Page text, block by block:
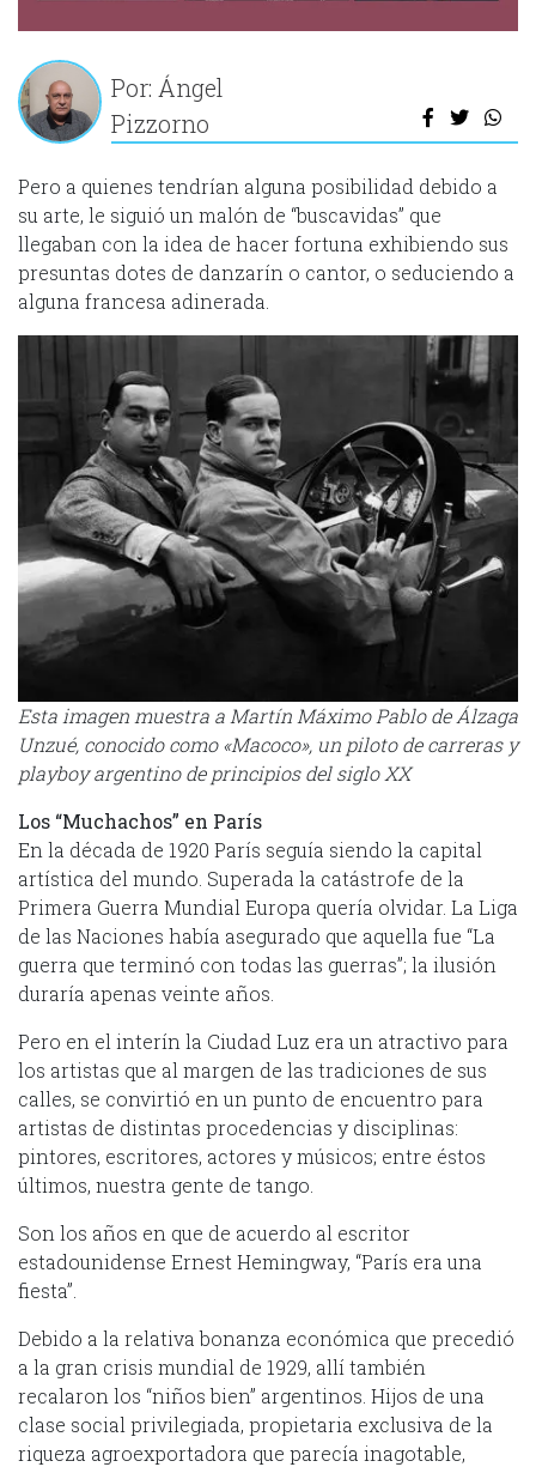
Por: Ángel
Pizzorno
Pero a quienes tendrían alguna posibilidad debido a
su arte, le siguió un malón de “buscavidas” que
llegaban con la idea de hacer fortuna exhibiendo sus
presuntas dotes de danzarín o cantor, o seduciendo a
alguna francesa adinerada.
Esta imagen muestra a Martín Máximo Pablo de Álzaga
Unzué, conocido como «Macoco», un piloto de carreras y
playboy argentino de principios del siglo XX
Los “Muchachos” en París
En la década de 1920 París seguía siendo la capital
artística del mundo. Superada la catástrofe de la
Primera Guerra Mundial Europa quería olvidar. La Liga
de las Naciones había asegurado que aquella fue “La
guerra que terminó con todas las guerras”; la ilusión
duraría apenas veinte años.
Pero en el interín la Ciudad Luz era un atractivo para
los artistas que al margen de las tradiciones de sus
calles, se convirtió en un punto de encuentro para
artistas de distintas procedencias y disciplinas:
pintores, escritores, actores y músicos; entre éstos
últimos, nuestra gente de tango.
Son los años en que de acuerdo al escritor
estadounidense Ernest Hemingway, “París era una
fiesta”.
Debido a la relativa bonanza económica que precedió
a la gran crisis mundial de 1929, allí también
recalaron los “niños bien” argentinos. Hijos de una
clase social privilegiada, propietaria exclusiva de la
riqueza agroexportadora que parecía inagotable,